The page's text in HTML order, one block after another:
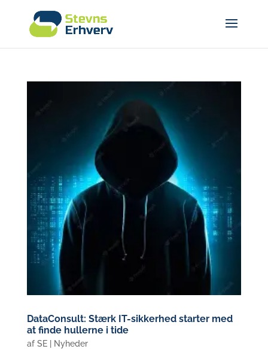
DataConsult: Stærk IT-sikkerhed starter med
at finde hullerne i tide
af SE| Nyheder